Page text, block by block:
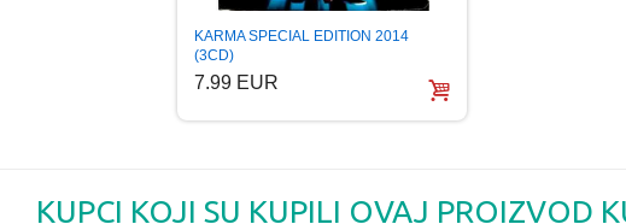
KARMA SPECIAL EDITION 2014
(3CD)
7.99 EUR
KUPCI KOJI SU KUPILI OVAJ PROIZVOD